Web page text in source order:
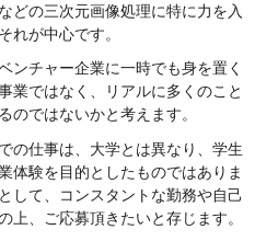
どの三次元画像処理に特に力を入
れが中心です。
ンチャー企業に一時でも身を置く
業ではなく、リアルに多くのこと
のではないかと考えます。
の仕事は、大学とは異なり、学生
体験を目的としたものではありま
して、コンスタントな勤務や自己
上、ご応募頂きたいと存じます。